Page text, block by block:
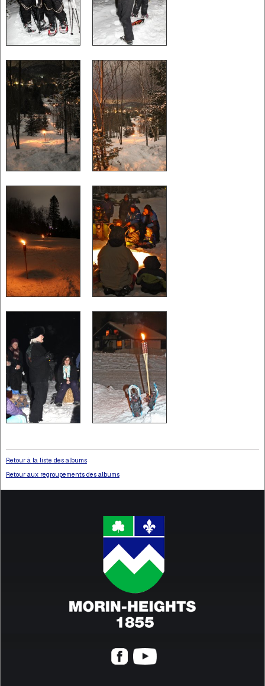
Retour à la liste des albums
Retour aux regroupements des albums